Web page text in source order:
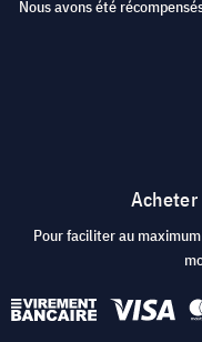
Nous avons été
Pour faciliter au